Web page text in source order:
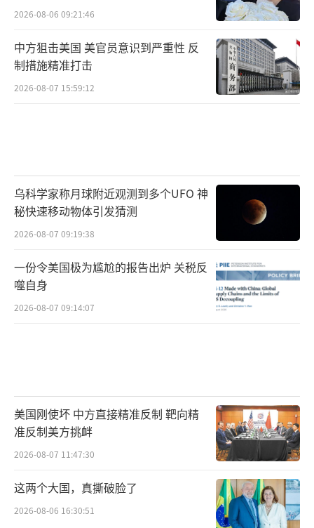
2026-08-06 09:21:46
中方狙击美国 美官员意识到严重性 反
制措施精准打击
2026-08-07 15:59:12
乌科学家称月球附近观测到多个UFO 神
秘快速移动物体引发猜测
2026-08-07 09:19:38
一份令美国极为尴尬的报告出炉 关税反
噬自身
2026-08-07 09:14:07
美国刚使坏 中方直接精准反制 靶向精
准反制美方挑衅
2026-08-07 11:47:30
这两个大国，真撕破脸了
2026-08-06 16:30:51